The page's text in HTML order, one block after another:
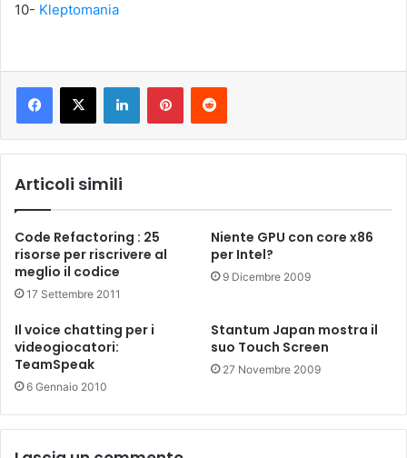
10- Kleptomania
LinkedInPinterestReddit
Articoli simili
Code Refactoring : 25
risorse per riscrivere al
meglio il codice
17 Settembre 2011
Niente GPU con core x86
per Intel?
9 Dicembre 2009
Il voice chatting per i
videogiocatori:
TeamSpeak
6 Gennaio 2010
Stantum Japan mostra il
suo Touch Screen
27 Novembre 2009